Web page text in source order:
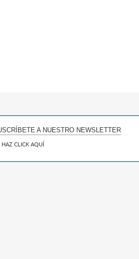
A NUESTRO NEWSLETTER
CLICK AQUÍ